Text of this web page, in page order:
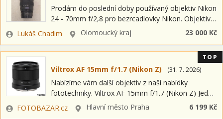
Prodám do poslední doby používaný objektiv Nikon
24 - 70mm f/2,8 pro bezrcadlovky Nikon. Objektiv
je plně funkční. Důvod prodeje je přechod na SII.
Jednou mi spadl z…
Zadavatel
Lukáš Chadim Lokalita
Olomoucký kraj 23 000 Kč
Viltrox AF 15mm f/1.7 (Nikon Z) (31. 7. 2026)
Nabízíme vám další objektiv z naší nabídky
fototechniky. Viltrox AF 15mm f/1.7 (Nikon Z) Jedná
se o položku OPEN BOX = nový kus s plnou
zárukou a možností…
Zadavatel
FOTOBAZAR.cz LokalitaHlavní město Praha 6 199 Kč
TOP